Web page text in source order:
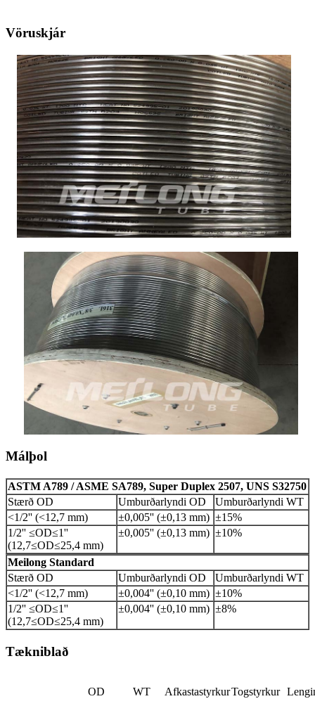
Vöruskjár
Málþol
ASTM A789 / ASME SA789, Super Duplex 2507, UNS S32750
Stærð OD
Umburðarlyndi OD
Umburðarlyndi WT
<1/2'' (<12,7 mm)
±0,005'' (±0,13 mm) ±15%
1/2'' ≤OD≤1''
(12,7≤OD≤25,4 mm)
±0,005'' (±0,13 mm) ±10%
Meilong Standard
Stærð OD
Umburðarlyndi OD
Umburðarlyndi WT
<1/2'' (<12,7 mm)
±0,004'' (±0,10 mm) ±10%
1/2'' ≤OD≤1''
(12,7≤OD≤25,4 mm)
±0,004'' (±0,10 mm) ±8%
Tækniblað
OD WT AfkastastyrkurTogstyrkur